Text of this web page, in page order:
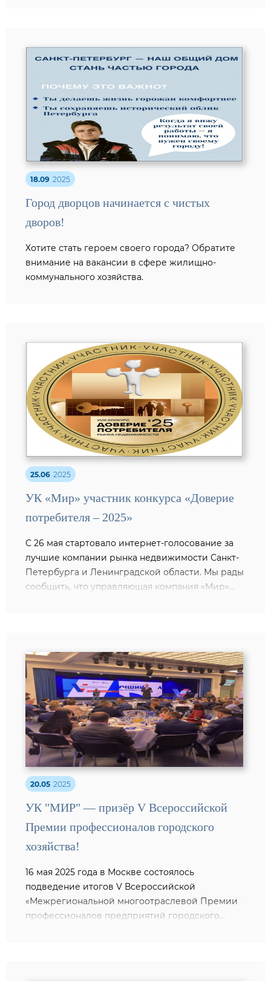
18.09 2025
Город дворцов начинается с чистых
дворов!
Хотите стать героем своего города? Обратите
внимание на вакансии в сфере жилищно-
коммунального хозяйства.
25.06 2025
УК «Мир» участник конкурса «Доверие
потребителя – 2025»
С 26 мая стартовало интернет-голосование за
лучшие компании рынка недвижимости Санкт-
Петербурга и Ленинградской области. Мы рады
сообщить, что управляющая компания «Мир»...
20.05 2025
УК "МИР" — призёр V Всероссийской
Премии профессионалов городского
хозяйства!
16 мая 2025 года в Москве состоялось
подведение итогов V Всероссийской
«Межрегиональной многоотраслевой Премии
профессионалов предприятий городского...